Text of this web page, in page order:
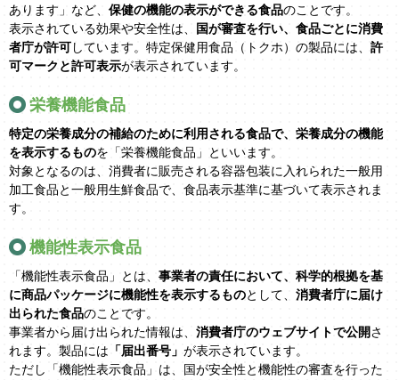
あります」など、 保健の機能の表示ができる食品のことです。
表示されている効果や安全性は、
国が審査を行い、食品ごとに消費
者庁が許可しています。特定保健用食品（トクホ）の製品には、 許
可マークと許可表示が表示されています。
栄養機能食品
特定の栄養成分の補給のために利用される食品で、栄養成分の機能
を表示するものを「栄養機能食品」といいます。
対象となるのは、消費者に販売される容器包装に入れられた一般用
加工食品と一般用生鮮食品で、食品表示基準に基づいて表示されま
す。
機能性表示食品
「機能性表示食品」とは、 事業者の責任において、科学的根拠を基
に商品パッケージに機能性を表示するものとして、 消費者庁に届け
出られた食品のことです。
事業者から届け出られた情報は、 消費者庁のウェブサイトで公開さ
れます。製品には 「届出番号」 が表示されています。
ただし「機能性表示食品」は、国が安全性と機能性の審査を行った